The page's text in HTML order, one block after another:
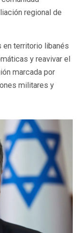
regional de
en territorio libanés
y reavivar el
marcada por
militares y